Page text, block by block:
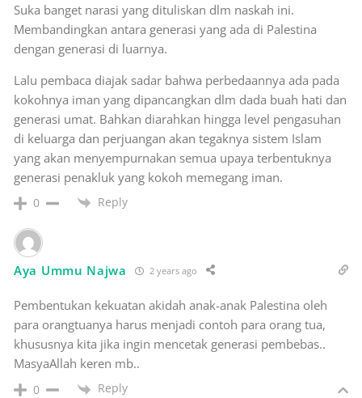
Suka banget narasi yang dituliskan dlm naskah ini.
Membandingkan antara generasi yang ada di Palestina
dengan generasi di luarnya.
Lalu pembaca diajak sadar bahwa perbedaannya ada pada
kokohnya iman yang dipancangkan dlm dada buah hati dan
generasi umat. Bahkan diarahkan hingga level pengasuhan
di keluarga dan perjuangan akan tegaknya sistem Islam
yang akan menyempurnakan semua upaya terbentuknya
generasi penakluk yang kokoh memegang iman.
0 Reply
Aya Ummu Najwa 2 years ago
Pembentukan kekuatan akidah anak-anak Palestina oleh
para orangtuanya harus menjadi contoh para orang tua,
khususnya kita jika ingin mencetak generasi pembebas..
MasyaAllah keren mb..
0 Reply